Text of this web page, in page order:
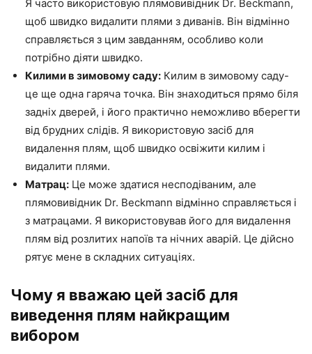
Я часто використовую плямовивідник Dr. Beckmann,
щоб швидко видалити плями з диванів. Він відмінно
справляється з цим завданням, особливо коли
потрібно діяти швидко.
Килими в зимовому саду: Килим в зимовому саду-
це ще одна гаряча точка. Він знаходиться прямо біля
задніх дверей, і його практично неможливо вберегти
від брудних слідів. Я використовую засіб для
видалення плям, щоб швидко освіжити килим і
видалити плями.
Матрац: Це може здатися несподіваним, але
плямовивідник Dr. Beckmann відмінно справляється і
з матрацами. Я використовував його для видалення
плям від розлитих напоїв та нічних аварій. Це дійсно
рятує мене в складних ситуаціях.
Чому я вважаю цей засіб для
виведення плям найкращим
вибором